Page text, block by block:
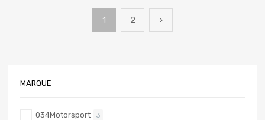
1 2
MARQUE
034Motorsport 3